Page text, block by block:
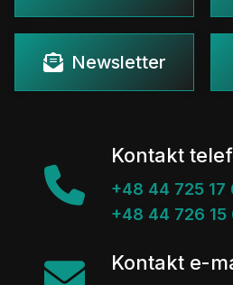
Newsletter
Kontakt
+48 44 725 17
+48 44 726 15
Kontakt e-